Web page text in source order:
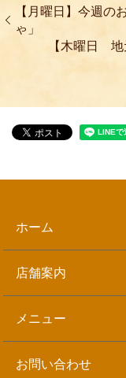
【月曜日】今週の
ゃ」
【木曜日
ホーム
店舗案内
メニュー
お問い合わせ